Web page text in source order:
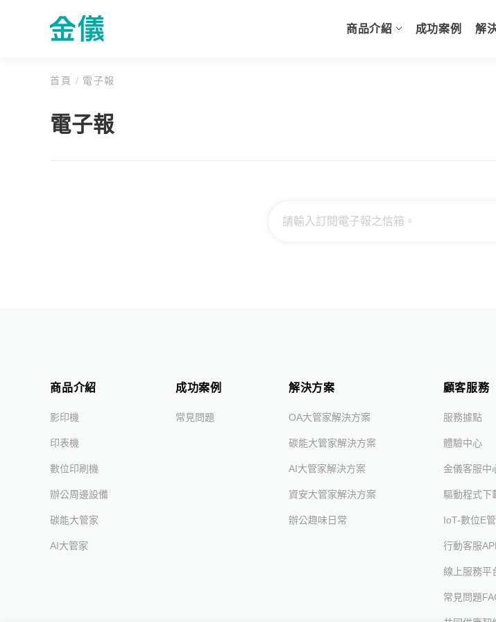
商品介紹 成功案例 解
首頁 / 電子報
電子報
商品介紹
影印機
印表機
數位印刷機
辦公周邊設備
碳能大管家
AI大管家
成功案例
常見問題
解決方案
OA大管家解決方案
碳能大管家解決方案
AI大管家解決方案
資安大管家解決方案
辦公趣味日常
顧客服務
服務據點
體驗中心
金儀客服中
驅動程式下
IoT-數位e
行動客服
線上服務平
常見問題